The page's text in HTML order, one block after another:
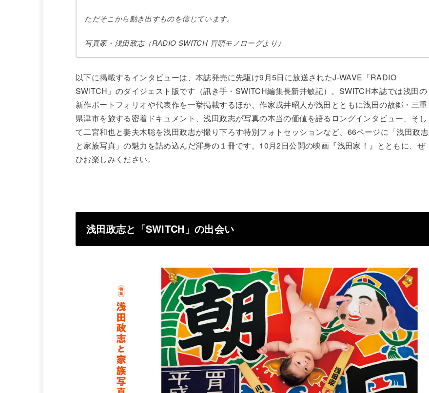
ただそこから動き出すものを信じています。
写真家・浅田政志（RADIO SWITCH 冒頭モノローグより）
以下に掲載するインタビューは、本誌発売に先駆け9月5日に放送されたJ-WAVE「RADIO
SWITCH」のダイジェスト版です（訊き手・SWITCH編集長新井敏記）。SWITCH本誌では浅田の
新作ポートフォリオや代表作を一挙掲載するほか、作家戌井昭人が浅田とともに浅田の故郷・三重
県津市を旅する密着ドキュメント、浅田政志が写真の本当の価値を語るロングインタビュー、そし
て二宮和也と妻夫木聡を浅田政志が撮り下ろす特別フォトセッションなど、66ページに「浅田政志
と家族写真」の魅力を詰め込んだ渾身の１冊です。10月2日公開の映画『浅田家！』とともに、ぜ
ひお楽しみください。
浅田政志と「SWITCH」の出会い